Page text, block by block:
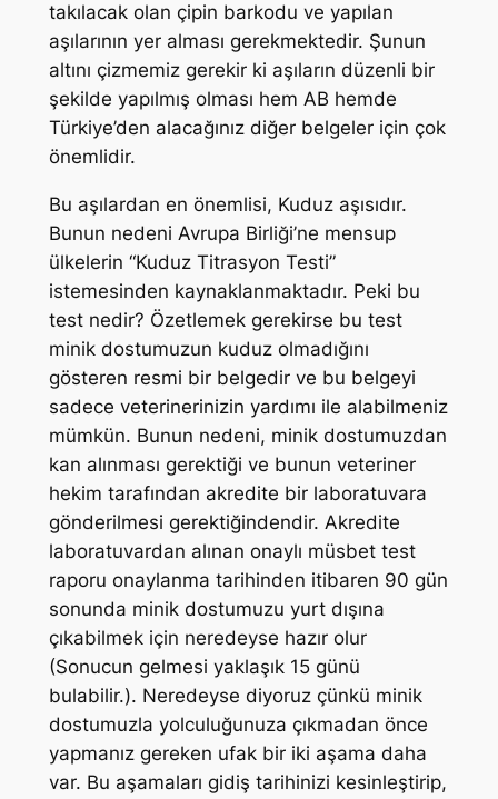
takılacak olan çipin barkodu ve yapılan
aşılarının yer alması gerekmektedir. Şunun
altını çizmemiz gerekir ki aşıların düzenli bir
şekilde yapılmış olması hem AB hemde
Türkiye’den alacağınız diğer belgeler için çok
önemlidir.
Bu aşılardan en önemlisi, Kuduz aşısıdır.
Bunun nedeni Avrupa Birliği’ne mensup
ülkelerin “Kuduz Titrasyon Testi”
istemesinden kaynaklanmaktadır. Peki bu
test nedir? Özetlemek gerekirse bu test
minik dostumuzun kuduz olmadığını
gösteren resmi bir belgedir ve bu belgeyi
sadece veterinerinizin yardımı ile alabilmeniz
mümkün. Bunun nedeni, minik dostumuzdan
kan alınması gerektiği ve bunun veteriner
hekim tarafından akredite bir laboratuvara
gönderilmesi gerektiğindendir. Akredite
laboratuvardan alınan onaylı müsbet test
raporu onaylanma tarihinden itibaren 90 gün
sonunda minik dostumuzu yurt dışına
çıkabilmek için neredeyse hazır olur
(Sonucun gelmesi yaklaşık 15 günü
bulabilir.). Neredeyse diyoruz çünkü minik
dostumuzla yolculuğunuza çıkmadan önce
yapmanız gereken ufak bir iki aşama daha
var. Bu aşamaları gidiş tarihinizi kesinleştirip,